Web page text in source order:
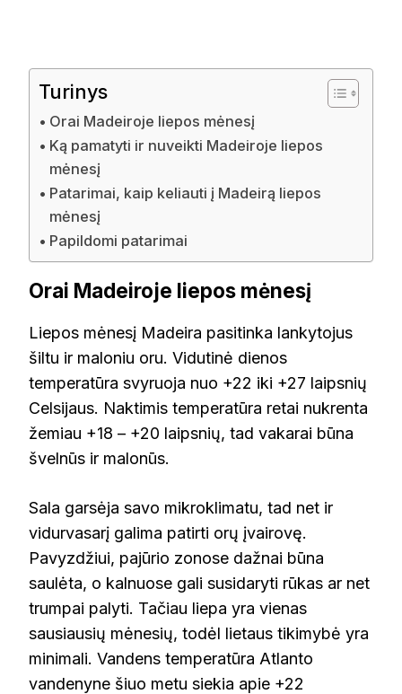
Turinys
Orai Madeiroje liepos mėnesį
Ką pamatyti ir nuveikti Madeiroje liepos
mėnesį
Patarimai, kaip keliauti į Madeirą liepos
mėnesį
Papildomi patarimai
Orai Madeiroje liepos mėnesį
Liepos mėnesį Madeira pasitinka lankytojus
šiltu ir maloniu oru. Vidutinė dienos
temperatūra svyruoja nuo +22 iki +27 laipsnių
Celsijaus. Naktimis temperatūra retai nukrenta
žemiau +18 – +20 laipsnių, tad vakarai būna
švelnūs ir malonūs.
Sala garsėja savo mikroklimatu, tad net ir
vidurvasarį galima patirti orų įvairovę.
Pavyzdžiui, pajūrio zonose dažnai būna
saulėta, o kalnuose gali susidaryti rūkas ar net
trumpai palyti. Tačiau liepa yra vienas
sausiausių mėnesių, todėl lietaus tikimybė yra
minimali. Vandens temperatūra Atlanto
vandenyne šiuo metu siekia apie +22